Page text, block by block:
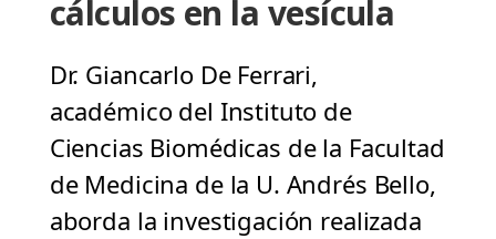
cálculos en la vesícula
Dr. Giancarlo De Ferrari,
académico del Instituto de
Ciencias Biomédicas de la Facultad
de Medicina de la U. Andrés Bello,
aborda la investigación realizada